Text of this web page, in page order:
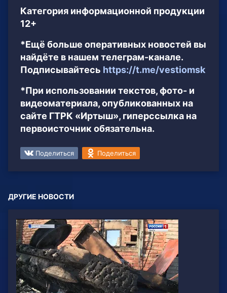
Категория информационной продукции
12+
*Ещё больше оперативных новостей вы
найдёте в нашем телеграм-канале.
Подписывайтесь https://t.me/vestiomsk
*При использовании текстов, фото- и
видеоматериала, опубликованных на
сайте ГТРК «Иртыш», гиперссылка на
первоисточник обязательна.
Поделиться Поделиться
ДРУГИЕ НОВОСТИ